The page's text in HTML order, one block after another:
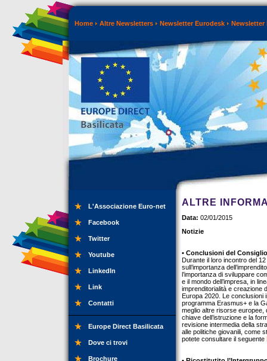
Home Altre Newsletters Newsletter Eurodesk Newsletter
L'Associazione Euro-net
Facebook
Twitter
Youtube
LinkedIn
Link
Contatti
Europe Direct Basilicata
Dove ci trovi
Brochure
ALTRE
Data: 02/01/2015
Notizie
• Conclusioni del
Durante il loro incontro del
sull’importanza
l’importanza di sviluppare
e il mondo dell’impresa, in
imprenditorialità e creazione
Europa 2020. Le conclusioni
programma Erasmus+ e la
meglio altre risorse europee,
chiave dell’istruzione e la
revisione intermedia della
alle politiche giovanili, come
potete consultare il seguente